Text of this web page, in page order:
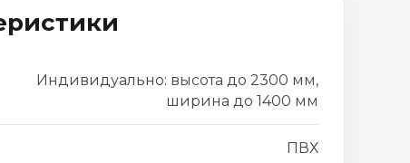
Индивидуально: высота до 2300 мм,
ширина до 1400 мм
ПВХ